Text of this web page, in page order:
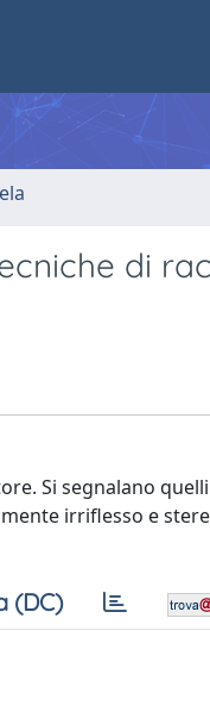
di
Si segnalano
irriflesso e
(DC)